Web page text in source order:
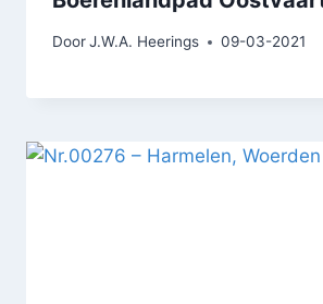
DoorJ.W.A. Heerings 09-03-2021